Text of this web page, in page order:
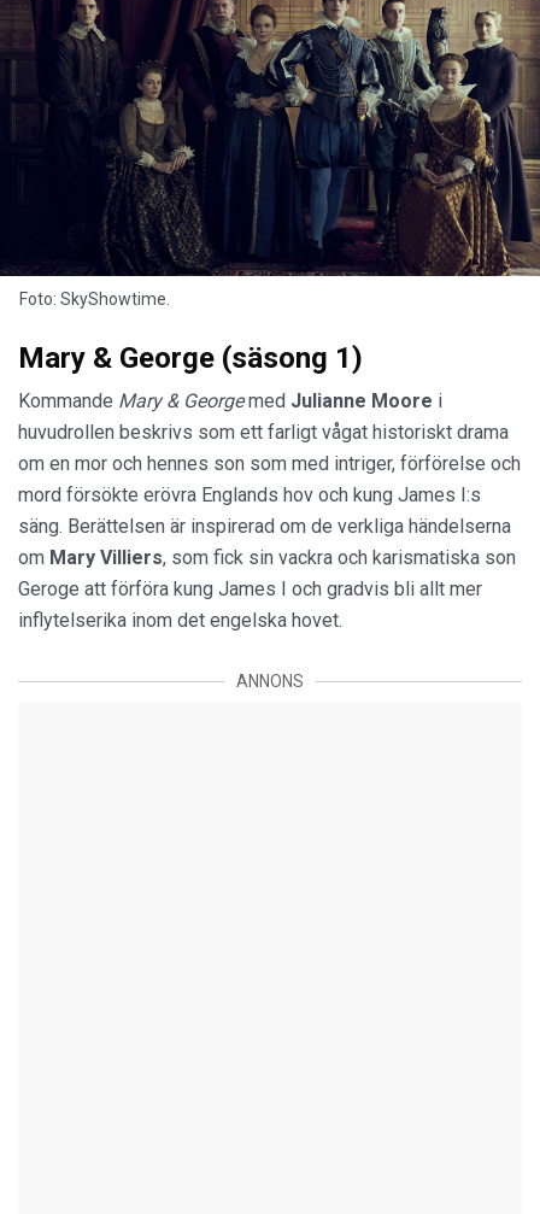
Foto: SkyShowtime.
Mary & George (säsong 1)
Kommande Mary & Georgemed Julianne Moore i
huvudrollen beskrivs som ett farligt vågat historiskt drama
om en mor och hennes son som med intriger, förförelse och
mord försökte erövra Englands hov och kung James I:s
säng. Berättelsen är inspirerad om de verkliga händelserna
om Mary Villiers, som fick sin vackra och karismatiska son
Geroge att förföra kung James I och gradvis bli allt mer
inflytelserika inom det engelska hovet.
ANNONS